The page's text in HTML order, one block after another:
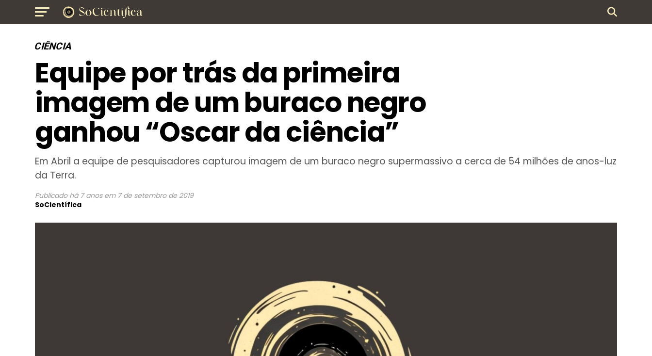
CIÊNCIA
Equipe por trás da primeira
imagem de um buraco negro
ganhou “Oscar da ciência”
Em Abril a equipe de pesquisadores capturou imagem de um buraco negro supermassivo a cerca de 54 milhões de anos-luz
da Terra.
Publicado há 7 anos em 7 de setembro de 2019
SoCientífica